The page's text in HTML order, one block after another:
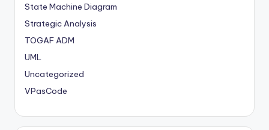
State Machine Diagram
Strategic Analysis
TOGAF ADM
UML
Uncategorized
VPasCode